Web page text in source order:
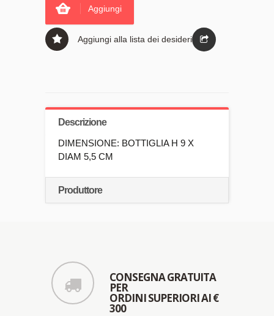
Aggiungi
Aggiungi alla lista dei desideri
Descrizione
DIMENSIONE: BOTTIGLIA H 9 X
DIAM 5,5 CM
Produttore
CONSEGNA GRATUITA
PER
ORDINI SUPERIORI AI €
300